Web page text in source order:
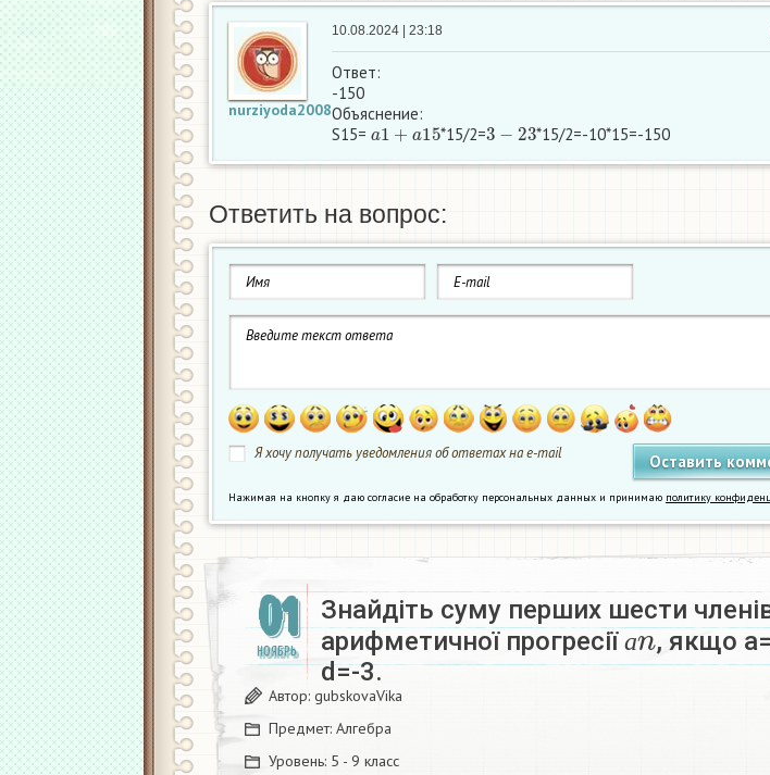
nurziyoda2008
10.08.2024 | 23:18
Ответ:
-150
Объяснение:
S15= a1+a15 *15/2=3 23 *15/2=-10*15=-150
Ответить на вопрос:
Я хочу получать уведомления об ответах на e-mail
Нажимая на кнопку я даю согласие на обработку персональных данных и принимаю политику
01
НОЯБРЬ
Знайдіть суму перших шести
арифметичної прогресії
а
аn
, якщо
d=-3.
Автор: gubskovaVika
Предмет: Алгебра
Уровень: 5 - 9 класс